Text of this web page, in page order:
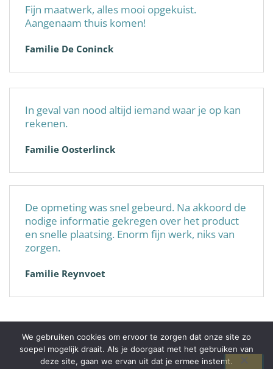
Fijn maatwerk, alles mooi opgekuist.
Aangenaam thuis komen!
Familie De Coninck
In geval van nood altijd iemand waar je op kan
rekenen.
Familie Oosterlinck
De opmeting was snel gebeurd. Na akkoord de
nodige informatie gekregen over het product
en snelle plaatsing. Enorm fijn werk, niks van
zorgen.
Familie Reynvoet
© 2026 Alplast-Pro+
BE0738252944
We gebruiken cookies om ervoor te zorgen dat onze site zo
soepel mogelijk draait. Als je doorgaat met het gebruiken van
deze site, gaan we ervan uit dat je ermee instemt.